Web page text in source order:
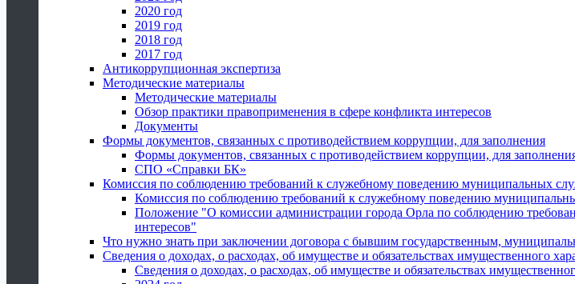
2020 год
2019 год
2018 год
2017 год
Антикоррупционная экспертиза
Методические материалы
Методические материалы
Обзор практики правоприменения в сфере конфликта интересов
Документы
Формы документов, связанных с противодействием коррупции, для заполнения
Формы документов, связанных с противодействием коррупции, для
СПО «Справки БК»
Комиссия по соблюдению требований к служебному поведению муниципальных
Комиссия по соблюдению требований к служебному поведению
Положение "О комиссии администрации города Орла по соблюдению
интересов"
Что нужно знать при заключении договора с бывшим государственным,
Сведения о доходах, о расходах, об имуществе и обязательствах имущественного
Сведения о доходах, о расходах, об имуществе и обязательствах